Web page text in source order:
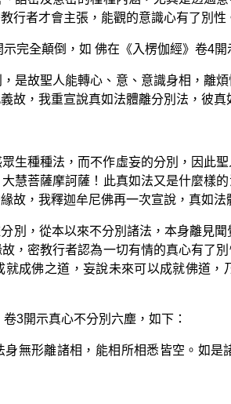
行者才會主張，能觀的意識心有了別性
完全顛倒，如 佛在《入楞伽經》卷4開
是故聖人能轉心、意、意識身相，離
故，我重宣說真如法體離分別法，彼真
生種種法，而不作虛妄的分別，因此
慧菩薩摩訶薩！此真如法又是什麼樣
故，我釋迦牟尼佛再一次宣說，真如
別，從本以來不分別諸法，本身離見
，密教行者認為一切有情的真心有了
成佛之道，妄說未來可以成就佛道
3開示真心不分別六塵，如下：
身無形離諸相，能相所相悉皆空。如